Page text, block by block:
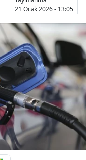
21 Ocak 2026 - 13:05